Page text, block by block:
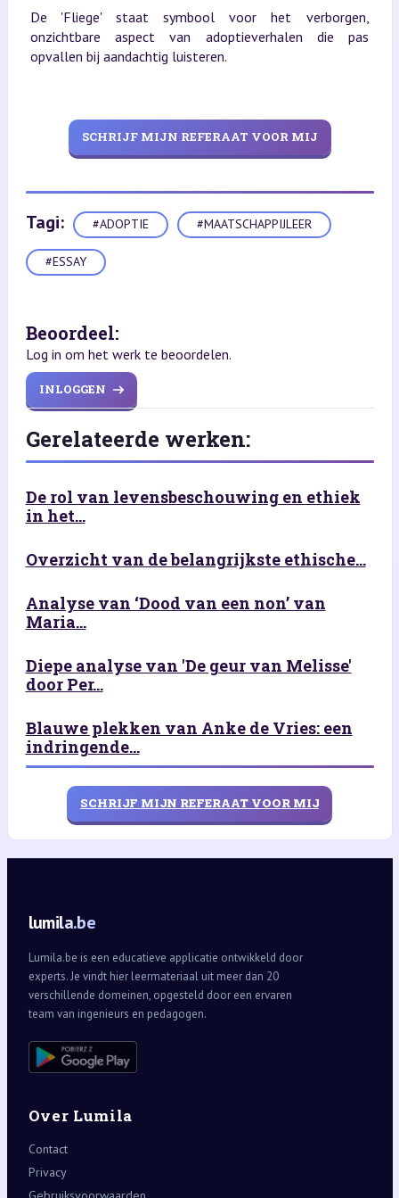
De 'Fliege' staat symbool voor het verborgen,
onzichtbare aspect van adoptieverhalen die pas
opvallen bij aandachtig luisteren.
SCHRIJF MIJN REFERAAT VOOR MIJ
Tagi: #ADOPTIE #MAATSCHAPPIJLEER
#ESSAY
Beoordeel:
Log in om het werk te beoordelen.
INLOGGEN
Gerelateerde werken:
De rol van levensbeschouwing en ethiek
in het...
Overzicht van de belangrijkste ethische...
Analyse van ‘Dood van een non’ van
Maria...
Diepe analyse van 'De geur van Melisse'
door Per...
Blauwe plekken van Anke de Vries: een
indringende...
SCHRIJF MIJN REFERAAT VOOR MIJ
lumila.be
Lumila.be is een educatieve applicatie ontwikkeld door
experts. Je vindt hier leermateriaal uit meer dan 20
verschillende domeinen, opgesteld door een ervaren
team van ingenieurs en pedagogen.
Over Lumila
Contact
Privacy